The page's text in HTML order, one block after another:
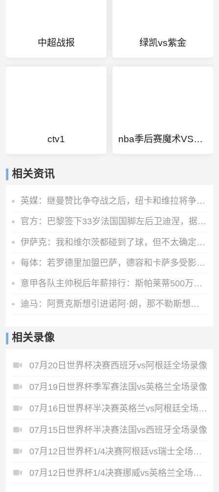
中超战报 绿凯vs紫金
ctv1 nba季后赛魔术VS猛龙
相关资讯
英媒：继曼赞比争夺战之后，纽卡和维拉将争夺拜仁中场帕利尼亚
官方：巴黎签下33岁法国国脚左后卫迪涅，据悉转会费低于1000万欧
伊萨克：我和维尔茨都碰到了球，但不太确定是谁进的
每体：若罗德里加盟巴萨，德容和卡萨多受影响最大，其他人将受益
意甲各队主帅税后年薪排行：斯帕莱蒂500万欧居首，齐沃300万欧
迪马：阿贾克斯想引进诺阿·朗，那不勒斯想买热苏斯和塞巴略斯
相关录像
07月20日世界杯决赛西班牙vs阿根廷全场录像
07月19日世界杯季军赛法国vs英格兰全场录像
07月16日世界杯半决赛英格兰vs阿根廷全场录像
07月15日世界杯半决赛法国vs西班牙全场录像
07月12日世界杯1/4决赛阿根廷vs瑞士全场录像
07月12日世界杯1/4决赛挪威vs英格兰全场录像